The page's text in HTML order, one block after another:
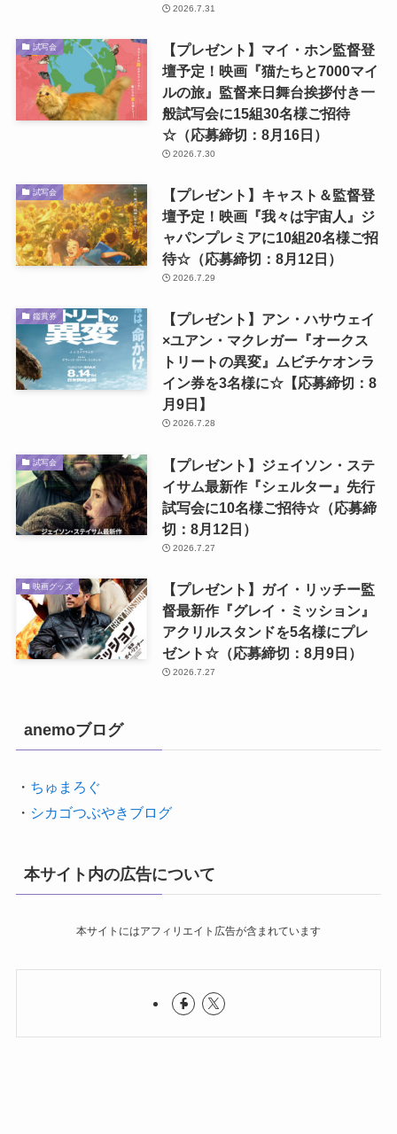
2026.7.31
試写会
【プレゼント】マイ・ホン監督登
壇予定！映画『猫たちと7000マイ
ルの旅』監督来日舞台挨拶付き一
般試写会に15組30名様ご招待
☆（応募締切：8月16日）
2026.7.30
試写会
【プレゼント】キャスト＆監督登
壇予定！映画『我々は宇宙人』ジ
ャパンプレミアに10組20名様ご招
待☆（応募締切：8月12日）
2026.7.29
鑑賞券
【プレゼント】アン・ハサウェイ
×ユアン・マクレガー『オークス
トリートの異変』ムビチケオンラ
イン券を3名様に☆【応募締切：8
月9日】
2026.7.28
試写会
【プレゼント】ジェイソン・ステ
イサム最新作『シェルター』先行
試写会に10名様ご招待☆（応募締
切：8月12日）
2026.7.27
映画グッズ
【プレゼント】ガイ・リッチー監
督最新作『グレイ・ミッション』
アクリルスタンドを5名様にプレ
ゼント☆（応募締切：8月9日）
2026.7.27
anemoブログ
・ ちゅまろぐ
・ シカゴつぶやきブログ
本サイト内の広告について
本サイトにはアフィリエイト広告が含まれています